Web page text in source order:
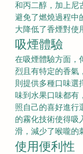
和丙二醇，加上尼
避免了燃燒過程中
大降低了香煙對使
吸煙體驗
在吸煙體驗方面，
烈且有特定的香氣
則提供多種口味選
味到水果口味都有
照自己的喜好進行
的霧化技術使得吸
滑，減少了喉嚨的
使用便利性